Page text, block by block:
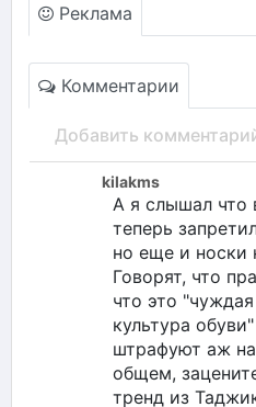
Реклама
Комментарии
Добавить
kilakms
А я слышал что
теперь
но еще и носки
Говорят, что
что это
культура
штрафуют аж
общем,
тренд из